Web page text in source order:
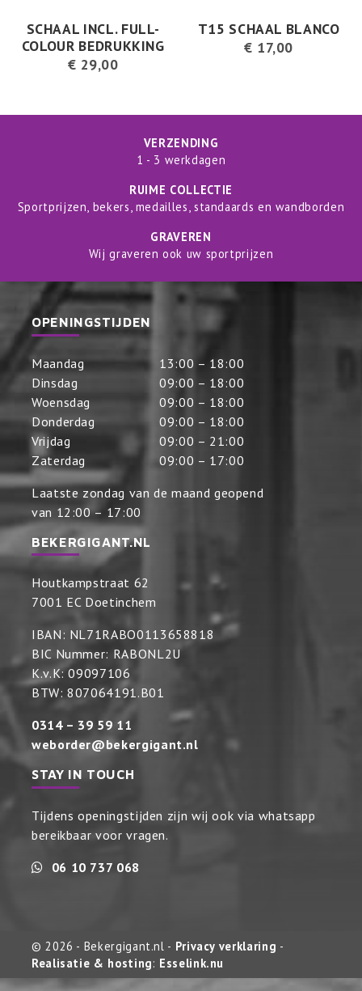
SCHAAL INCL. FULL-
COLOUR BEDRUKKING
€ 29,00
T15 SCHAAL BLANCO
€ 17,00
VERZENDING
1 - 3 werkdagen
RUIME COLLECTIE
Sportprijzen, bekers, medailles, standaards en wandborden
GRAVEREN
Wij graveren ook uw sportprijzen
OPENINGSTIJDEN
Maandag
13:00 – 18:00
Dinsdag
09:00 – 18:00
Woensdag
09:00 – 18:00
Donderdag
09:00 – 18:00
Vrijdag
09:00 – 21:00
Zaterdag
09:00 – 17:00
Laatste zondag van de maand geopend
van 12:00 – 17:00
BEKERGIGANT.NL
Houtkampstraat 62
7001 EC Doetinchem
IBAN: NL71RABO0113658818
BIC Nummer: RABONL2U
K.v.K: 09097106
BTW: 807064191.B01
0314 – 39 59 11
weborder@bekergigant.nl
STAY IN TOUCH
Tijdens openingstijden zijn wij ook via whatsapp
bereikbaar voor vragen.
06 10 737 068
© 2026 - Bekergigant.nl - Privacy verklaring -
Realisatie & hosting: Esselink.nu